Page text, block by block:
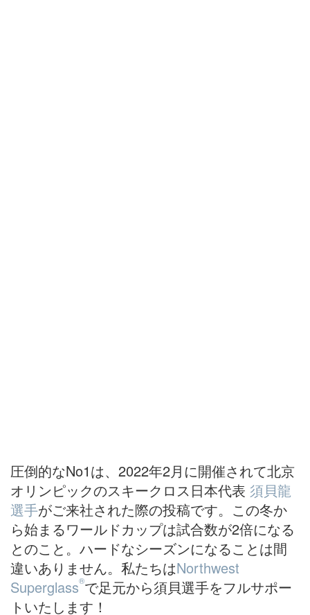
圧倒的なNo1は、2022年2月に開催されて北京
オリンピックのスキークロス日本代表 須貝龍
選手がご来社された際の投稿です。この冬か
ら始まるワールドカップは試合数が2倍になる
とのこと。ハードなシーズンになることは間
違いありません。私たちはNorthwest
Superglass®で足元から須貝選手をフルサポー
トいたします！